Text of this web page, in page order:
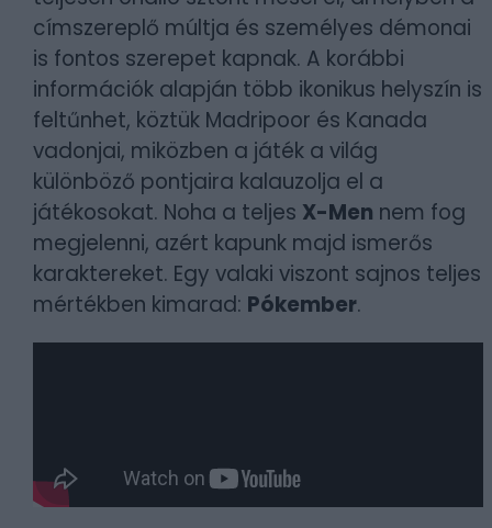
címszereplő múltja és személyes démonai
is fontos szerepet kapnak. A korábbi
információk alapján több ikonikus helyszín is
feltűnhet, köztük Madripoor és Kanada
vadonjai, miközben a játék a világ
különböző pontjaira kalauzolja el a
játékosokat. Noha a teljes X-Men nem fog
megjelenni, azért kapunk majd ismerős
karaktereket. Egy valaki viszont sajnos teljes
mértékben kimarad: Pókember.